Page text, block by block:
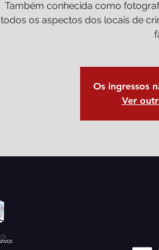
Também conhecida como
todos os aspectos dos locais de
Os ingressos
Ver